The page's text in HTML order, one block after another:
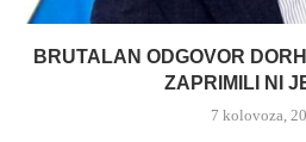
BRUTALAN ODGOVOR
ZAPRIMILI NI
7 kolovoza,